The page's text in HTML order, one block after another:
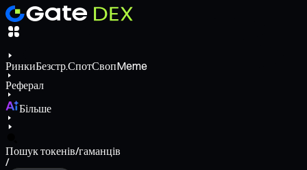
РинкиБезстр.СпотСвопMeme
Реферал
Більше
Пошук токенів/гаманців
/